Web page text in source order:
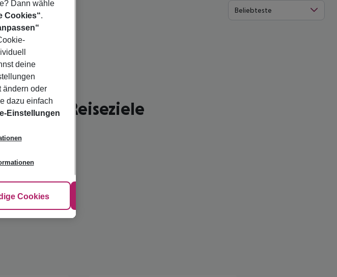
Beliebteste
Reiseziele
Dann wähle
Cookies“.
deine
ändern oder
dazu einfach
Einstellungen
Cookies